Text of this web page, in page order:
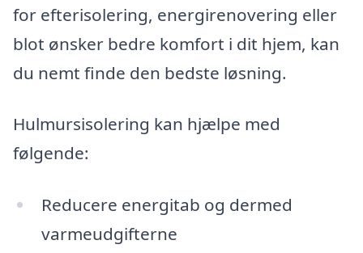
for efterisolering, energirenovering eller
blot ønsker bedre komfort i dit hjem, kan
du nemt finde den bedste løsning.
Hulmursisolering kan hjælpe med
følgende:
Reducere energitab og dermed
varmeudgifterne